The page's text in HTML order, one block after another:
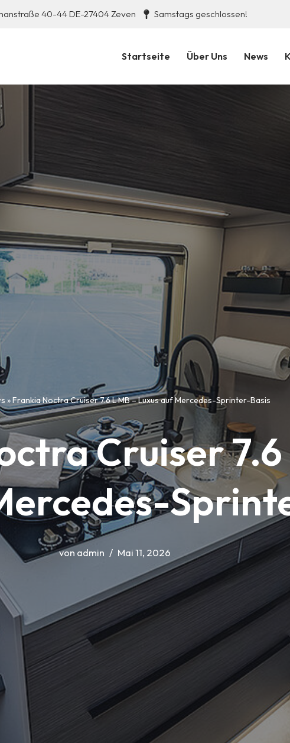
40-44 DE-27404 Zeven Samstags geschlossen!
Startseite Über Uns News
»Frankia Noctra Cruiser 7.6 L MB – Luxus auf Mercedes-Sprinter-Basis
Cruiser 7.6
von admin Mai 11, 2026